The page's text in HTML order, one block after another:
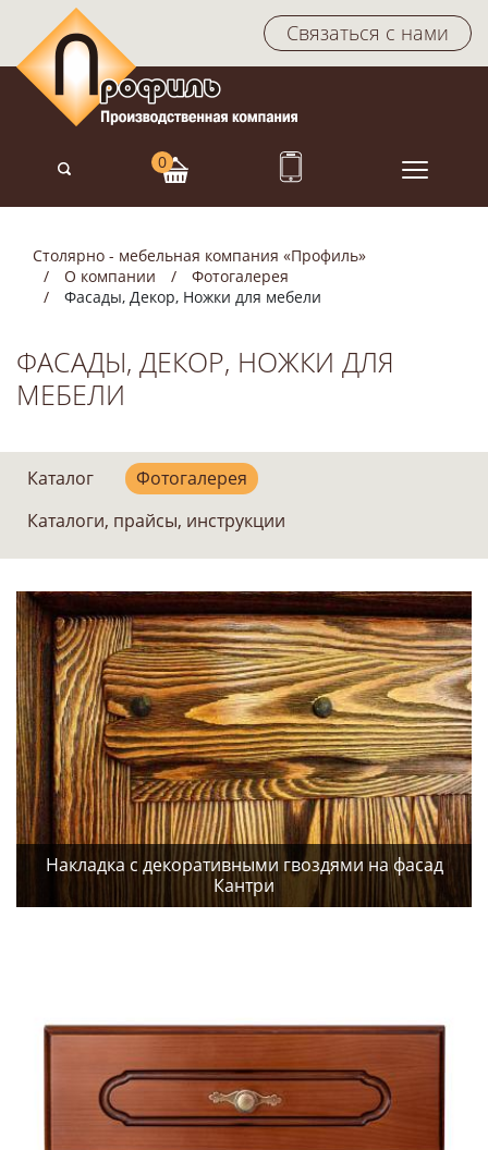
Связаться с нами
Столярно - мебельная компания «Профиль»
О компании
Фотогалерея
Фасады, Декор, Ножки для мебели
ФАСАДЫ, ДЕКОР, НОЖКИ ДЛЯ
МЕБЕЛИ
Каталог
Фотогалерея
Каталоги, прайсы, инструкции
Накладка с декоративными гвоздями на фасад
Кантри